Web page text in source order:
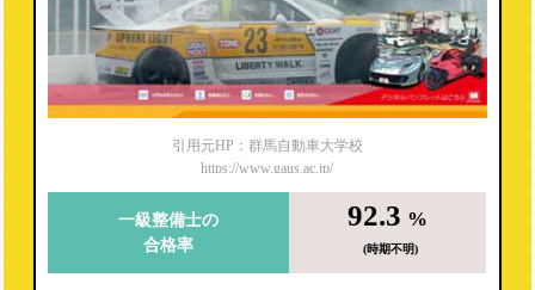
引用元HP：群馬自動車大学校
https://www.gaus.ac.jp/
一級整備士の
合格率
92.3 %
(時期不明)